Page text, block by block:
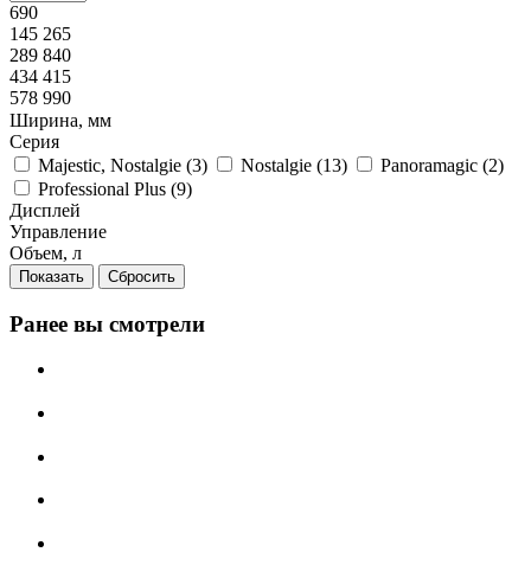
690
145 265
289 840
434 415
578 990
Ширина, мм
Серия
Majestic, Nostalgie (3) Nostalgie (13) Panoramagic (2)
Professional Plus (9)
Дисплей
Управление
Объем, л
Сбросить
Ранее вы смотрели